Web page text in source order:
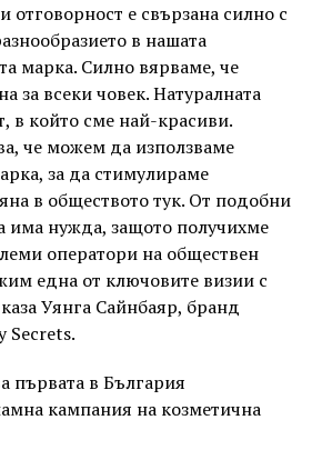
отговорност е свързана силно с
в нашата
марка. Силно вярваме, че
за всеки човек. Натуралната
в който сме най-красиви.
че можем да използваме
за да стимулираме
в обществото тук. От подобни
има нужда, защото получихме
оператори на обществен
една от ключовите визии с
Уянга Сайнбаяр, бранд
Secrets.